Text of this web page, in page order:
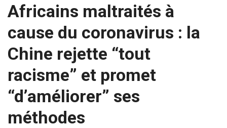
Africains maltraités à
cause du coronavirus : la
Chine rejette “tout
racisme” et promet
“d’améliorer” ses
méthodes